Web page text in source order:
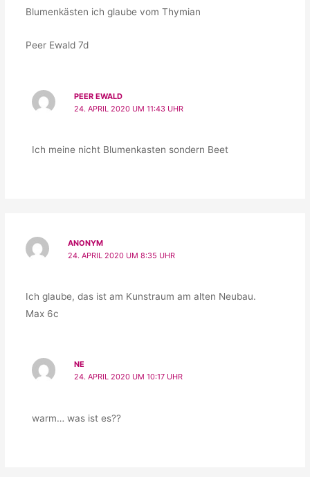
Blumenkästen ich glaube vom Thymian
Peer Ewald 7d
PEER EWALD
24. APRIL 2020 UM 11:43 UHR
Ich meine nicht Blumenkasten sondern Beet
ANONYM
24. APRIL 2020 UM 8:35 UHR
Ich glaube, das ist am Kunstraum am alten Neubau.
Max 6c
NE
24. APRIL 2020 UM 10:17 UHR
warm… was ist es??